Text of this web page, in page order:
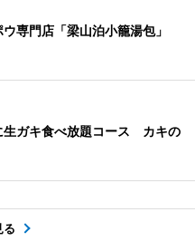
ウ専門店「梁山泊小籠湯包」
生ガキ食べ放題コース カキの
る